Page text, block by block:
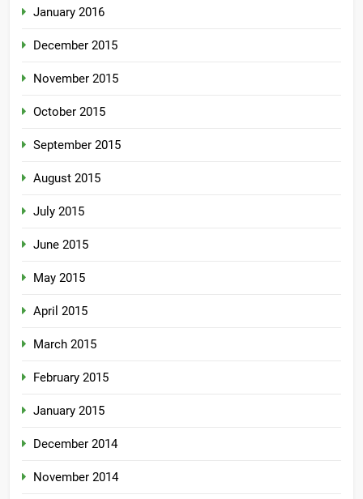
January 2016
December 2015
November 2015
October 2015
September 2015
August 2015
July 2015
June 2015
May 2015
April 2015
March 2015
February 2015
January 2015
December 2014
November 2014